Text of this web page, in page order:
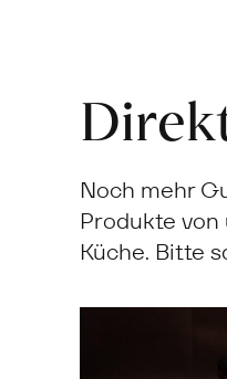
Noch mehr
Produkte
Küche. Bitte